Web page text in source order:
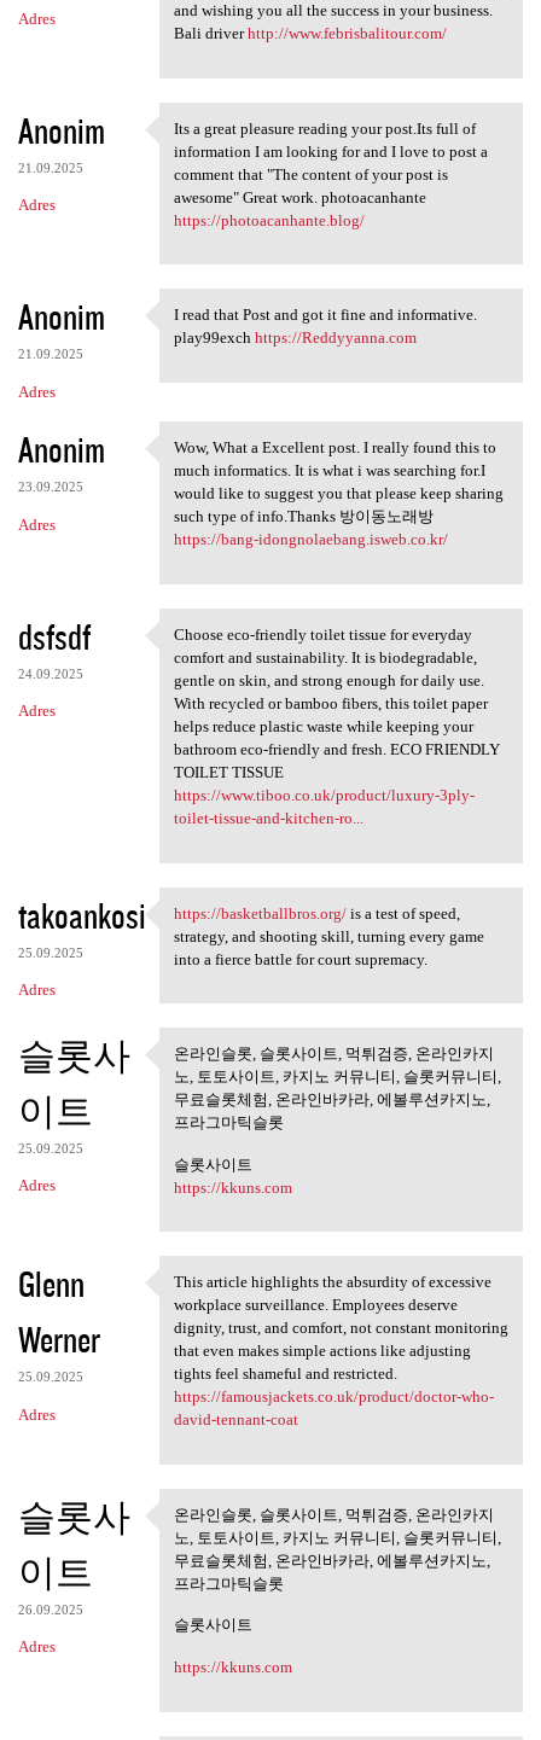
Adres
and wishing you all the success in your business.
Bali driverhttp://www.febrisbalitour.com/
Anonim
21.09.2025
Adres
Its a great pleasure reading
Its a great pleasure reading your post.Its full of
information I am looking for and I love to post a
comment that "The content of your post is
awesome" Great work. photoacanhante
https://photoacanhante.blog/
Anonim
21.09.2025
Adres
I read that Post and got it
I read that Post and got it fine and informative.
play99exch https://Reddyyanna.com
Anonim
23.09.2025
Adres
Wow, What a Excellent post. I
Wow, What a Excellent post. I really found this to
much informatics. It is what i was searching for.I
would like to suggest you that please keep sharing
such type of info.Thanks 방이동노래방
https://bang-idongnolaebang.isweb.co.kr/
dsfsdf
24.09.2025
Adres
Choose eco-friendly toilet
Choose eco-friendly toilet tissue for everyday
comfort and sustainability. It is biodegradable,
gentle on skin, and strong enough for daily use.
With recycled or bamboo fibers, this toilet paper
helps reduce plastic waste while keeping your
bathroom eco-friendly and fresh. ECO FRIENDLY
TOILET TISSUE
https://www.tiboo.co.uk/product/luxury-3ply-
toilet-tissue-and-kitchen-ro...
takoankosi
25.09.2025
Adres
https://basketballbros.org/
https://basketballbros.org/is a test of speed,
strategy, and shooting skill, turning every game
into a fierce battle for court supremacy.
슬롯사
이트
25.09.2025
Adres
온라인슬롯, 슬롯사이트, 먹튀검
증, 온라인카지노,
온라인슬롯, 슬롯사이트, 먹튀검증, 온라인카지
노, 토토사이트, 카지노 커뮤니티, 슬롯커뮤니티,
무료슬롯체험, 온라인바카라, 에볼루션카지노,
프라그마틱슬롯
슬롯사이트
https://kkuns.com
Glenn
Werner
25.09.2025
Adres
This article highlights the
This article highlights the absurdity of excessive
workplace surveillance. Employees deserve
dignity, trust, and comfort, not constant monitoring
that even makes simple actions like adjusting
tights feel shameful and restricted.
https://famousjackets.co.uk/product/doctor-who-
david-tennant-coat
슬롯사
이트
26.09.2025
Adres
온라인슬롯, 슬롯사이트, 먹튀검
증, 온라인카지노,
온라인슬롯, 슬롯사이트, 먹튀검증, 온라인카지
노, 토토사이트, 카지노 커뮤니티, 슬롯커뮤니티,
무료슬롯체험, 온라인바카라, 에볼루션카지노,
프라그마틱슬롯
슬롯사이트
https://kkuns.com